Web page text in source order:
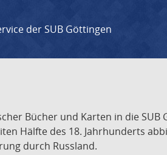
der SUB Göttingen
Bücher und Karten in die
Hälfte des 18. Jahrhunderts
durch Russland.